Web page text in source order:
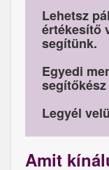
Lehetsz
értékesítő
segítünk.
Egyedi
Legyél
Amit